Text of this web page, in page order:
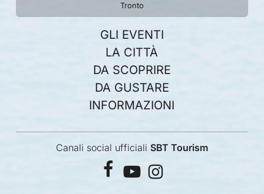
Tronto
GLI EVENTI
LA CITTÀ
DA SCOPRIRE
DA GUSTARE
INFORMAZIONI
Canali social ufficiali SBT Tourism
facebook
youtubeinstagram